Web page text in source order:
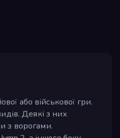
або військової гри.
Деякі з них
з ворогами.